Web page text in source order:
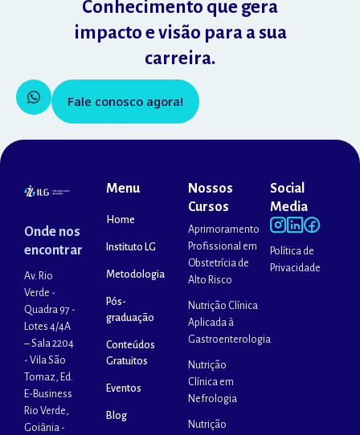
Conhecimento que gera
impacto e visão para a sua
carreira.
Fale conosco agora!
Onde nos
encontrar
Av. Rio
Verde -
Quadra 97 -
Lotes 4/4A
– Sala 2204
- Vila São
Tomaz, Ed.
E-Business
Rio Verde,
Goiânia -
Menu
Home
Instituto LG
Metodologia
Pós-
graduação
Conteúdos
Gratuitos
Eventos
Blog
Nossos
Cursos
Aprimoramento
Profissional em
Obstetrícia de
Alto Risco
Nutrição Clínica
Aplicada à
Gastroenterologia
Nutrição
Clínica em
Nefrologia
Nutrição
Social
Media
Política de
Privacidade